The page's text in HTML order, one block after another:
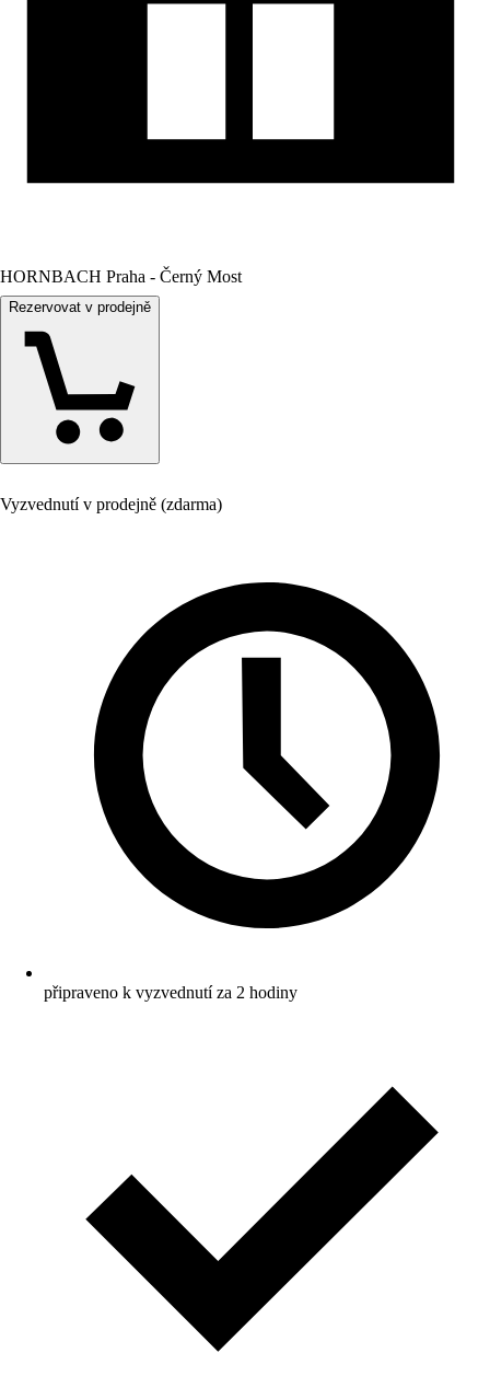
HORNBACH Praha - Černý Most
Rezervovat v prodejně
Vyzvednutí v prodejně (zdarma)
připraveno k vyzvednutí za 2 hodiny